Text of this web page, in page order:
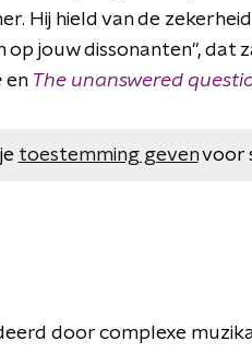
Hij hield van de
jouw dissonanten", dat
en The unanswered
toestemming gevenvoor
door complexe